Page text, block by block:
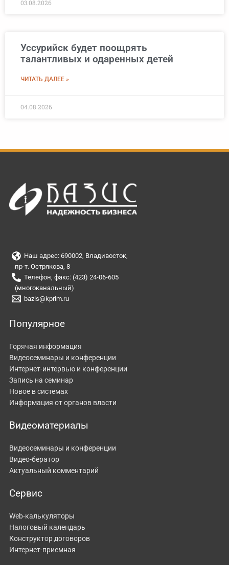
03.08.2026
Уссурийск будет поощрять
талантливых и одаренных детей
ЧИТАТЬ ДАЛЕЕ »
04.08.2026
Наш адрес: 690002, Владивосток,
пр-т. Острякова, 8
Телефон, факс: (423) 24-06-605
(многоканальный)
bazis@kprim.ru
Популярное
Горячая информация
Видеосеминары и конференции
Интернет-интервью и конференции
Запись на семинар
Новое в системах
Информация от органов власти
Видеоматериалы
Видеосеминары и конференции
Видео-бератор
Актуальный комментарий
Сервис
Web-калькуляторы
Налоговый календарь
Конструктор договоров
Интернет-приемная